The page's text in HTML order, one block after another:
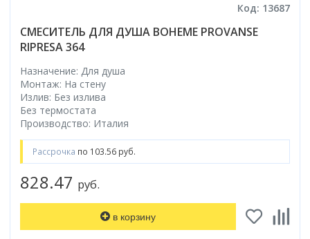
Код: 13687
СМЕСИТЕЛЬ ДЛЯ ДУША BOHEME PROVANSE
RIPRESA 364
Назначение: Для душа
Монтаж: На стену
Излив: Без излива
Без термостата
Производство: Италия
Рассрочка по 103.56 руб.
828.47 руб.
в корзину